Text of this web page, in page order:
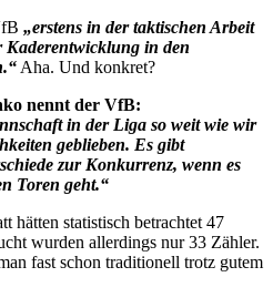
„erstens in der taktischen Arbeit
Kaderentwicklung in den
Aha. Und konkret?
nennt der VfB:
in der Liga so weit wie wir
geblieben. Es gibt
zur Konkurrenz, wenn es
Toren geht.“
hätten statistisch betrachtet 47
wurden allerdings nur 33 Zähler.
fast schon traditionell trotz gutem